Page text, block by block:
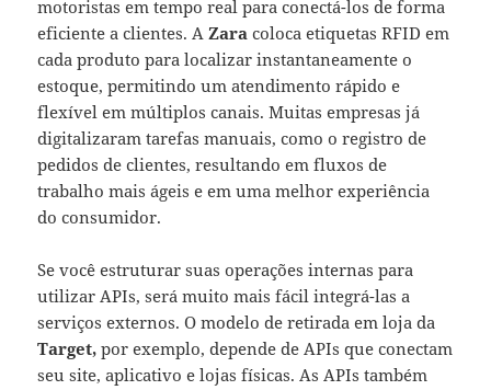
motoristas em tempo real para conectá-los de forma
eficiente a clientes. AZara coloca etiquetas RFID em
cada produto para localizar instantaneamente o
estoque, permitindo um atendimento rápido e
flexível em múltiplos canais. Muitas empresas já
digitalizaram tarefas manuais, como o registro de
pedidos de clientes, resultando em fluxos de
trabalho mais ágeis e em uma melhor experiência
do consumidor.
Se você estruturar suas operações internas para
utilizar APIs, será muito mais fácil integrá-las a
serviços externos. O modelo de retirada em loja da
Target, por exemplo, depende de APIs que conectam
seu site, aplicativo e lojas físicas. As APIs também